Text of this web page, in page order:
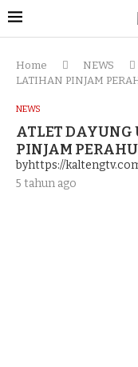
Home NEWS
LATIHAN PINJAM
NEWS
ATLET
PINJAM
byhttps://
5 tahun ago